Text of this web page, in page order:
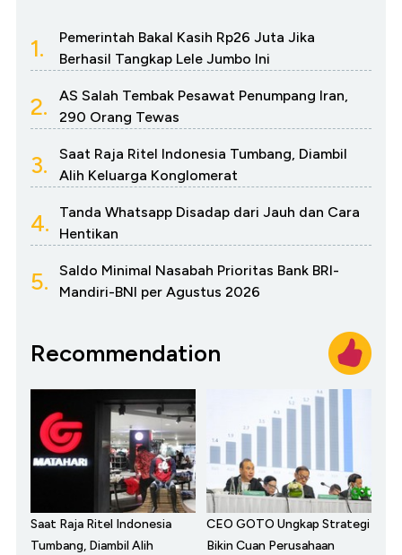
1.
Pemerintah Bakal Kasih Rp26 Juta Jika
Berhasil Tangkap Lele Jumbo Ini
2.
AS Salah Tembak Pesawat Penumpang Iran,
290 Orang Tewas
3.
Saat Raja Ritel Indonesia Tumbang, Diambil
Alih Keluarga Konglomerat
4.
Tanda Whatsapp Disadap dari Jauh dan Cara
Hentikan
5.
Saldo Minimal Nasabah Prioritas Bank BRI-
Mandiri-BNI per Agustus 2026
Recommendation
Saat Raja Ritel Indonesia
Tumbang, Diambil Alih
CEO GOTO Ungkap Strategi
Bikin Cuan Perusahaan